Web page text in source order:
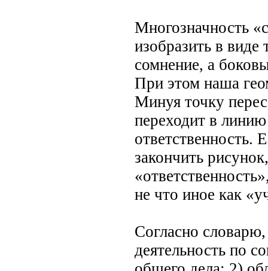
Многозначность
изобразить в виде
сомнение, а
При этом наша
Минуя точку
переходит в
ответственность.
закончить
не что иное как
Согласно
деятельность по